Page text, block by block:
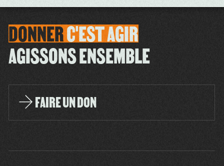
DONNERC'ESTAGIR
AGISSONS ENSEMBLE
FAIRE UN DON